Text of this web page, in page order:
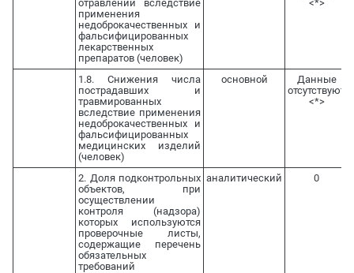
отравлений вследствие
применения
недоброкачественных и
фальсифицированных
лекарственных
препаратов (человек)
<*>
1.8. Снижения числа
пострадавших и
травмированных
вследствие применения
недоброкачественных и
фальсифицированных
медицинских изделий
(человек)
основной
Данные
отсутствуют
<*>
2. Доля подконтрольных
объектов, при
осуществлении
контроля (надзора)
которых используются
проверочные листы,
содержащие перечень
обязательных
требований
аналитический 0